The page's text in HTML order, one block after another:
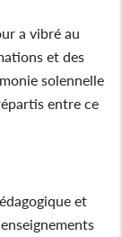
a vibré au
et des
solennelle
entre ce
et